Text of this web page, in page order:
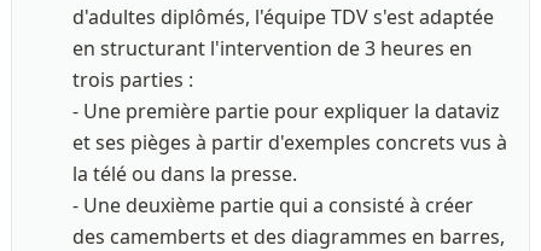
d'adultes diplômés, l'équipe TDV s'est adaptée
en structurant l'intervention de 3 heures en
trois parties :
- Une première partie pour expliquer la dataviz
et ses pièges à partir d'exemples concrets vus à
la télé ou dans la presse.
- Une deuxième partie qui a consisté à créer
des camemberts et des diagrammes en barres,